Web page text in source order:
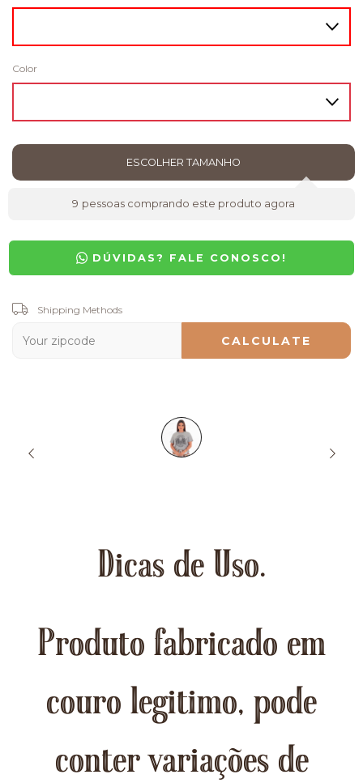
Color
9 pessoas comprando este produto agora
DÚVIDAS? FALE CONOSCO!
Shipping for zipcode:
Shipping Methods
CALCULATE
Dicas de Uso.
Produto fabricado em
couro legitimo, pode
conter variações de